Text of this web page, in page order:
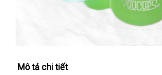
Mô tả chi tiết